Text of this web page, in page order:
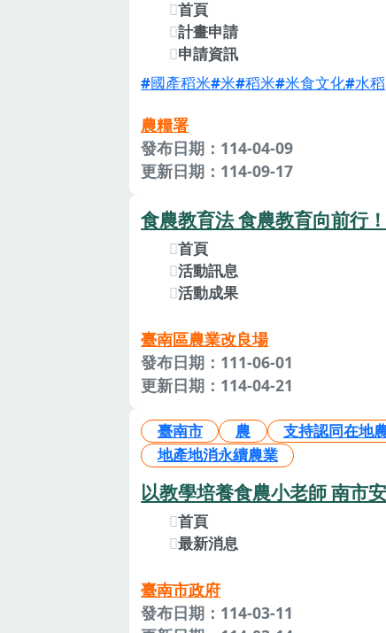
首頁
計畫申請
申請資訊
國產稻米 米 稻米 米食文化 水稻
農糧署
發布日期：114-04-09
更新日期：114-09-17
食農教育法 食農教育向前行！
首頁
活動訊息
活動成果
臺南區農業改良場
發布日期：111-06-01
更新日期：114-04-21
臺南市 農 支持認同在地
地產地消永續農業
以教學培養食農小老師 南市
首頁
最新消息
臺南市政府
發布日期：114-03-11